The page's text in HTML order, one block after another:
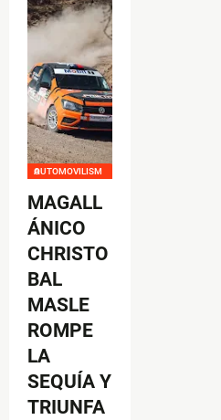
AUTOMOVILISMO
MAGALL
ÁNICO
CHRISTO
BAL
MASLE
ROMPE
LA
SEQUÍA Y
TRIUNFA